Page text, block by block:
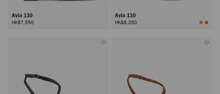
Ayla 110
HK$7,550
Ayla 110
HK$8,250